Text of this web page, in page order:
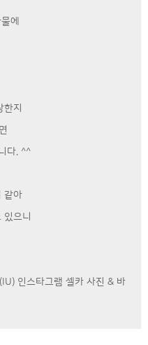
에
지
다. ^^
같아
으니
인스타그램 셀카 사진 & 바